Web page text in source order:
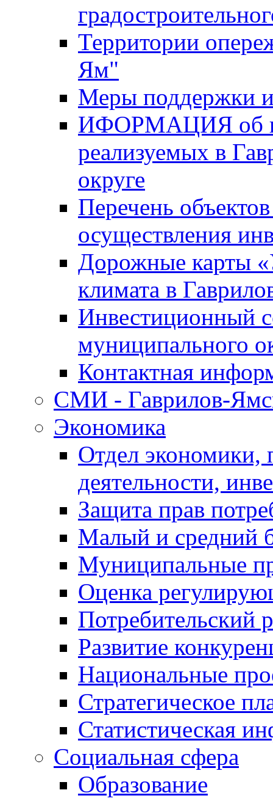
Территории
Ям"
Меры поддержки
ИФОРМАЦИЯ об
реализуемых в
округе
Перечень
осуществления
Дорожные карты
климата в
Инвестиционный
муниципального
Контактная
СМИ - Гаврилов-
Экономика
Отдел экономики,
деятельности,
Защита прав
Малый и средний
Муниципальные
Оценка
Потребительский
Развитие
Национальные
Стратегическое
Статистическая
Социальная сфера
Образование